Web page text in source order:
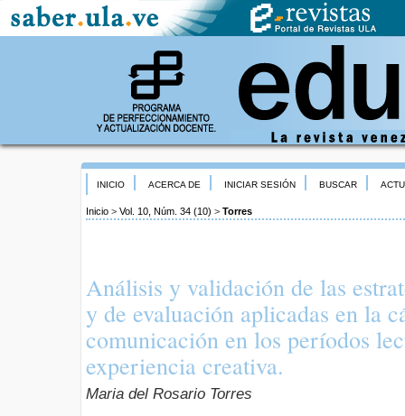
INICIO ACERCA DE INICIAR SESIÓN BUSCAR
Inicio > Vol. 10, Núm. 34 (10) > Torres
Análisis y validación de las
y de evaluación aplicadas en la
comunicación en los períodos
experiencia creativa.
Maria del Rosario Torres